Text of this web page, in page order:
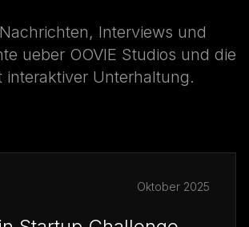
WÄHLEN
Interviews und
ueber OOVIE Studios und die
interaktiver Unterhaltung.
Oktober 2025